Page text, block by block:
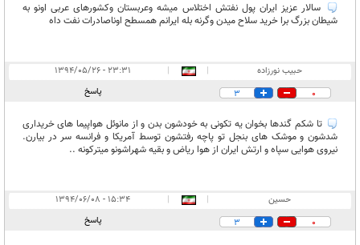
سالار عزیز ایران پول نفتش اختلاس میشه وعربستان وکشورهای عربی اونو به
شیطان بزرگ برا خرید سلاح میدن وگرنه بله ایرانم همسطح اوناصادرات نفت داه
حبیب نورزاده |
|
۲۳:۳۱ - ۱۳۹۴/۰۵/۲۶
0
3 پاسخ
تا شکم گندها بخوان یه تکونی به خودشون بدن و از مانوئل هواپیما های خریداری
شدشون و موشک های بنجل تو پاچه رفتشون توسط آمریکا و فرانسه سر در بیارن.
نیروی هوایی سپاه و ارتش ایران از هوا ریاض و بقیه شهراشونو میترکونه ..
حسین |
|
۱۵:۳۴ - ۱۳۹۴/۰۶/۰۸
0
3 پاسخ